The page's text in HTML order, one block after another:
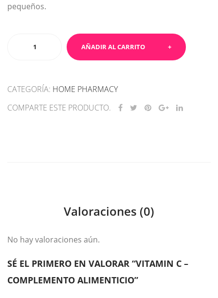
pequeños.
alimenticio
AÑADIR AL CARRITO
CATEGORÍA: HOME PHARMACY
COMPARTE ESTE PRODUCTO.
Valoraciones (0)
No hay valoraciones aún.
SÉ EL PRIMERO EN VALORAR “VITAMIN C –
COMPLEMENTO ALIMENTICIO”